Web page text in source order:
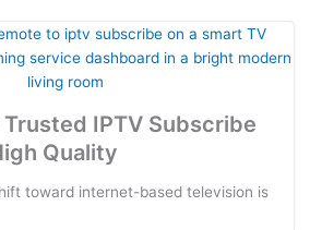
IPTV Subscribe
Quality
toward internet-based television is